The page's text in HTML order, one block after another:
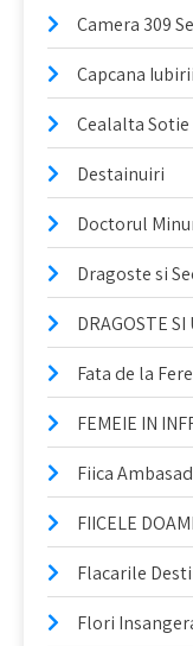
Camera 309
Capcana Iubirii
Cealalta Sotie
Destainuiri
Doctorul
Dragoste si
DRAGOSTE SI
Fata de la
FEMEIE IN
Fiica
FIICELE
Flacarile
Flori